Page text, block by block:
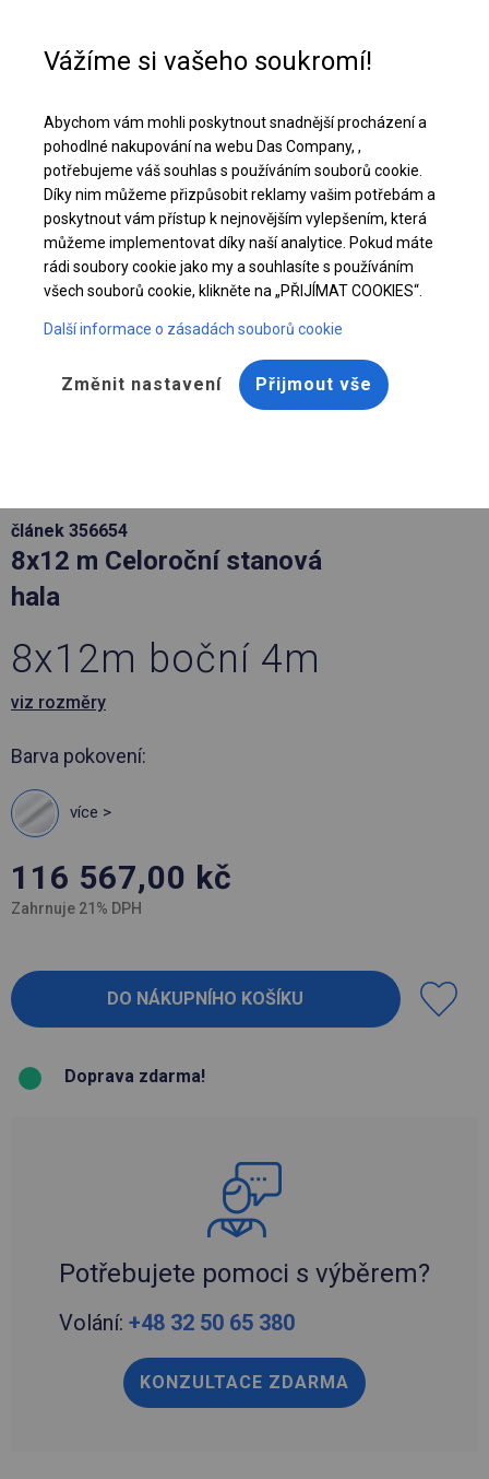
Stáhněte si nabídku PDF
článek 356654
8x12 m Celoroční stanová
hala
8x12m boční 4m
viz rozměry
Barva pokovení:
více >
116 567,00 kč
Zahrnuje 21% DPH
Doprava zdarma!
Potřebujete pomoci s výběrem?
Volání: +48 32 50 65 380
KONZULTACE ZDARMA
Vážíme si vašeho soukromí!
Abychom vám mohli poskytnout snadnější procházení a
pohodlné nakupování na webu Das Company, ,
potřebujeme váš souhlas s používáním souborů cookie.
Díky nim můžeme přizpůsobit reklamy vašim potřebám a
poskytnout vám přístup k nejnovějším vylepšením, která
můžeme implementovat díky naší analytice. Pokud máte
rádi soubory cookie jako my a souhlasíte s používáním
všech souborů cookie, klikněte na „PŘIJÍMAT COOKIES“.
Další informace o zásadách souborů cookie
Změnit nastavení Přijmout vše